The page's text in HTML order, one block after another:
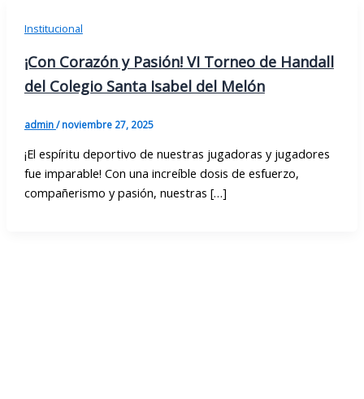
Institucional
¡Con Corazón y Pasión! VI Torneo de Handall
del Colegio Santa Isabel del Melón
admin/noviembre 27, 2025
¡El espíritu deportivo de nuestras jugadoras y jugadores
fue imparable! Con una increíble dosis de esfuerzo,
compañerismo y pasión, nuestras […]